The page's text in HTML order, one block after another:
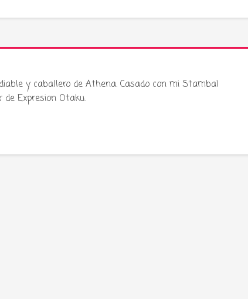
y caballero de Athena. Casado con mi Stamba!
Expresion Otaku.